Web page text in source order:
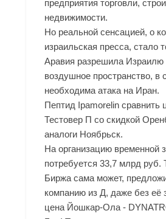
предприятия торговли,
недвижимости.
Но реальной сенсацией, о
израильская пресса, стало
Аравия разрешила Израилю
воздушное пространство, в
необходима атака на Иран.
Пептид Ipamorelin сравнить
Тестовер П со скидкой
аналоги Ноябрьск.
На организацию временной
потребуется 33,7 млрд руб.
Биржа сама может,
компанию из Д, даже без её
цена Йошкар-Ола -